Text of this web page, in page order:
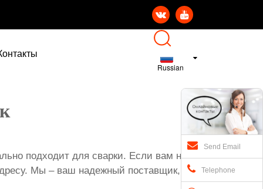
 
Russian
подходит для сварки. Если вам нужна
Мы – ваш надежный поставщик,
Send Email
Telephone